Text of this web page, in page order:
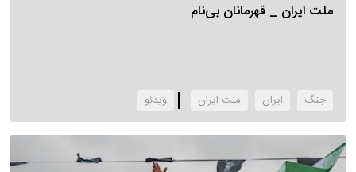
ملت ایران _ قهرمانان بی‌نام
جنگ ایران ملت ایران ‌ویدئو